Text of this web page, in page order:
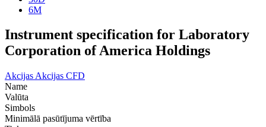
6M
Instrument specification for Laboratory
Corporation of America Holdings
Akcijas Akcijas CFD
Name
Valūta
Simbols
Minimālā pasūtījuma vērtība